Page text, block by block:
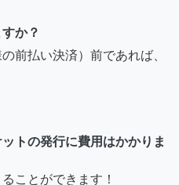
か？
前払い決済）前であれば、
トの発行に費用はかかりま
ことができます！